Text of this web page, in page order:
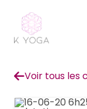
Voir tous les